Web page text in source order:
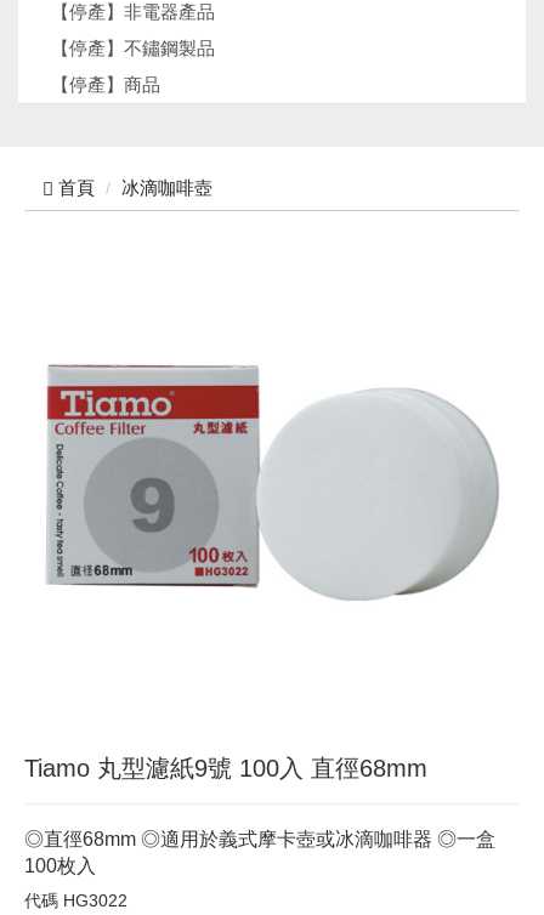
【停產】非電器產品
【停產】不鏽鋼製品
【停產】商品
首頁 冰滴咖啡壺
Tiamo 丸型濾紙9號 100入 直徑68mm
◎直徑68mm ◎適用於義式摩卡壺或冰滴咖啡器 ◎一盒
100枚入
代碼 HG3022